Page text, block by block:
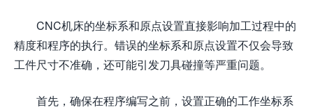
CNC机床的坐标系和原点设置直接影响加工过程中的
精度和程序的执行。错误的坐标系和原点设置不仅会导致
工件尺寸不准确，还可能引发刀具碰撞等严重问题。
首先，确保在程序编写之前，设置正确的工作坐标系